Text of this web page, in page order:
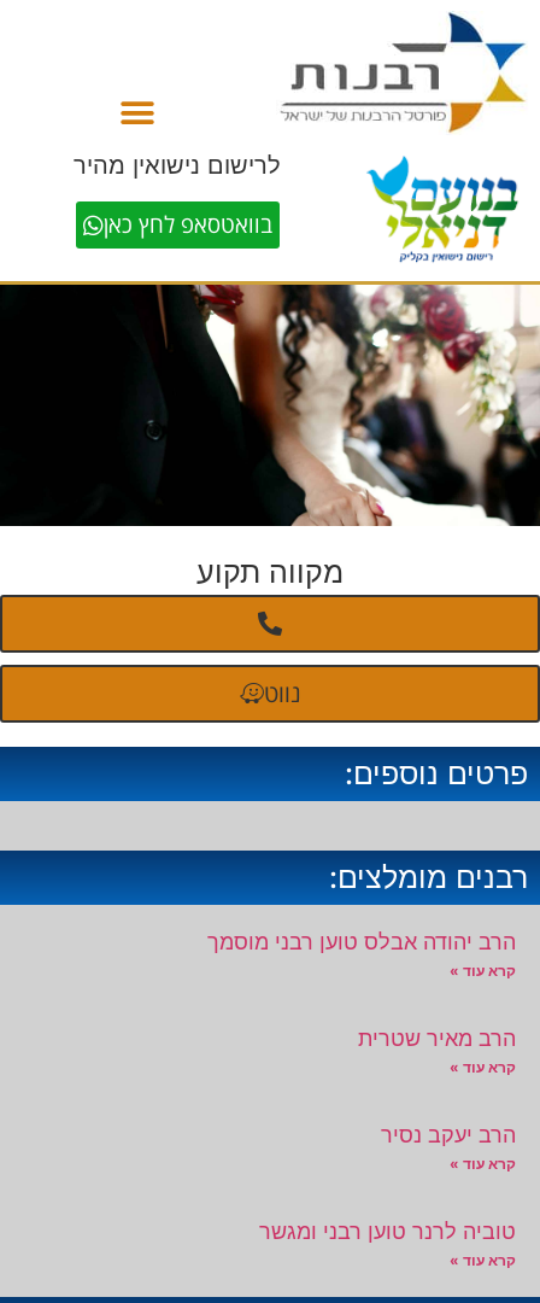
לרישום נישואין מהיר
בוואטסאפ לחץ כאן
מקווה תקוע
נווט
פרטים נוספים:
רבנים מומלצים:
הרב יהודה אבלס טוען רבני מוסמך
קרא עוד »
הרב מאיר שטרית
קרא עוד »
הרב יעקב נסיר
קרא עוד »
טוביה לרנר טוען רבני ומגשר
קרא עוד »